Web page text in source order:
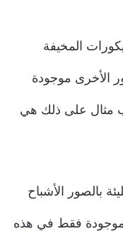
المخيفة
الأخرى موجودة
مثال على ذلك هي
بالصور الأشباح
فقط في هذه